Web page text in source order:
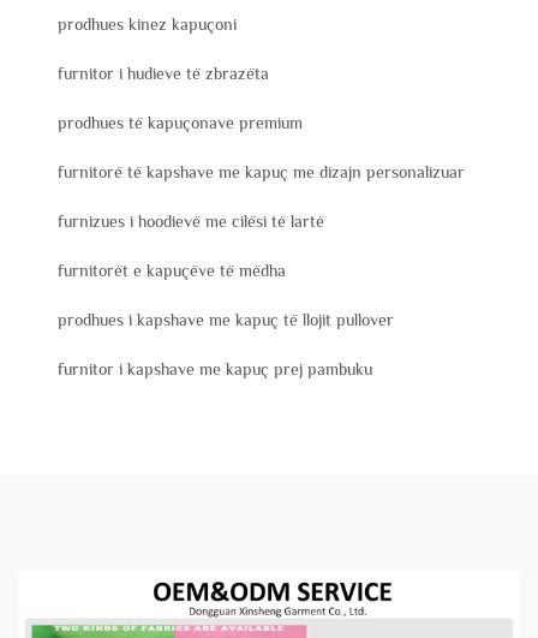
prodhues kinez kapuçoni
furnitor i hudieve të zbrazëta
prodhues të kapuçonave premium
furnitorë të kapshave me kapuç me dizajn personalizuar
furnizues i hoodievë me cilësi të lartë
furnitorët e kapuçëve të mëdha
prodhues i kapshave me kapuç të llojit pullover
furnitor i kapshave me kapuç prej pambuku